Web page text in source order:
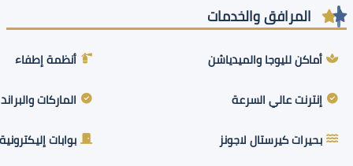
المرافق والخدمات
أماكن لليوجا والميدياشن أنظمة إطفاء
إنترنت عالي السرعة الماركات
بحيرات كيرستال لاجونز بوابات إليكترونية